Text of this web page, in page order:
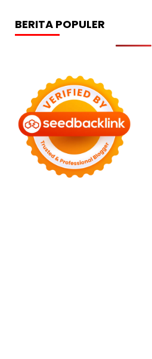
BERITA POPULER